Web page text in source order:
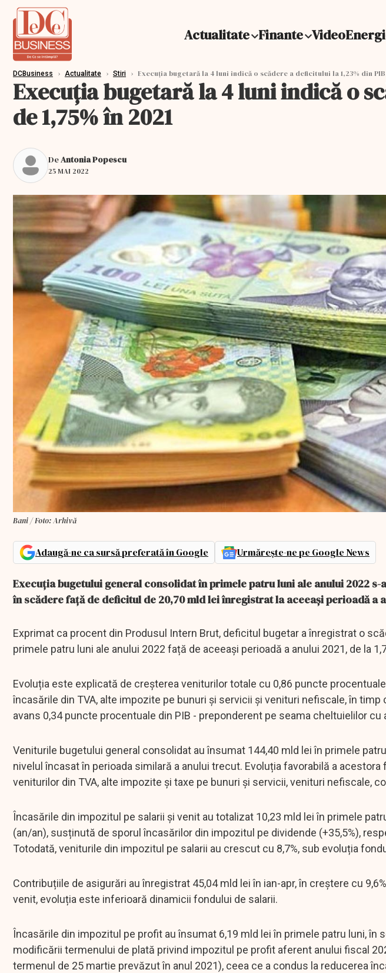
Actualitate Finante Video
DCBusiness › Actualitate › Stiri › Execuția bugetară la 4 luni indică o scădere a deficitului la 1,23% din PIB,
Execuția bugetară la 4 luni indică o
de 1,75% în 2021
DeAntonia Popescu
25 MAI 2022
Bani / Foto: Arhivă
Adaugă-ne ca sursă preferată în Google Urmărește-ne pe Google News
Execuția bugetului general consolidat în primele patru luni ale anului 2022 s-
în scădere față de deficitul de 20,70 mld lei înregistrat la aceeași perioadă a
Exprimat ca procent din Produsul Intern Brut, deficitul bugetar a înregistrat o
primele patru luni ale anului 2022 față de aceeași perioadă a anului 2021, de la
Evoluția este explicată de creșterea veniturilor totale cu 0,86 puncte
încasările din TVA, alte impozite pe bunuri și servicii și venituri nefiscale, în
avans 0,34 puncte procentuale din PIB - preponderent pe seama cheltuielilor
Veniturile bugetului general consolidat au însumat 144,40 mld lei în primele
nivelul încasat în perioada similară a anului trecut. Evoluția favorabilă a
veniturilor din TVA, alte impozite și taxe pe bunuri și servicii, venituri nefiscale,
Încasările din impozitul pe salarii și venit au totalizat 10,23 mld lei în primele
(an/an), susținută de sporul încasărilor din impozitul pe dividende (+35,5%),
Totodată, veniturile din impozitul pe salarii au crescut cu 8,7%, sub evoluția
Contribuțiile de asigurări au înregistrat 45,04 mld lei în ian-apr, în creștere cu
venit, evoluția este inferioară dinamicii fondului de salarii.
Încasările din impozitul pe profit au însumat 6,19 mld lei în primele patru luni, în
modificării termenului de plată privind impozitul pe profit aferent anului fiscal
termenul de 25 martie prevăzut în anul 2021), ceea ce a condus la reducerea